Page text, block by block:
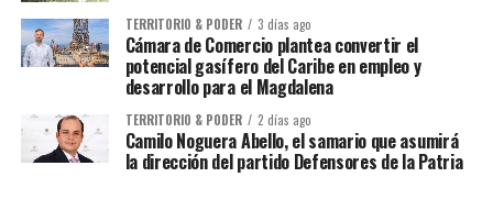
TERRITORIO & PODER 3 días ago
Cámara de Comercio plantea convertir el
potencial gasífero del Caribe en empleo y
desarrollo para el Magdalena
TERRITORIO & PODER 2 días ago
Camilo Noguera Abello, el samario que asumirá
la dirección del partido Defensores de la Patria